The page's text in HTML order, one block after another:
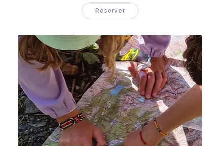
Réserver